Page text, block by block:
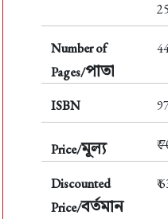
Number of
Pages/পাতা
ISBN
Price/মূল্য ₹
Discounted
Price/বর্তমান
₹